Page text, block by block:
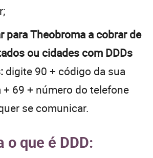
para Theobroma a cobrar de
ou cidades com DDDs
digite 90 + código da sua
+ 69 + número do telefone
se comunicar.
o que é DDD: